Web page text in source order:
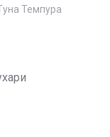
Темпура